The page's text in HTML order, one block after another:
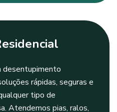
desentupimento
rápidas, seguras e
tipo de
Atendemos pias, ralos,